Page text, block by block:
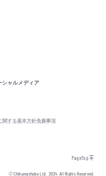
シャルメディア
関する基本方針免責事項
PageTop
© Chikumashobo Ltd.2024 All Rights Reserved.